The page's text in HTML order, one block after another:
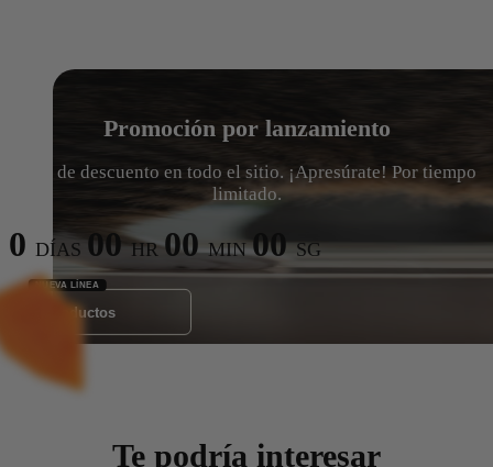
Promoción por lanzamiento
15% de descuento en todo el sitio. ¡Apresúrate! Por tiempo
limitado.
0 DÍAS 00HR00MIN00SG
Ver Productos
Te podría interesar